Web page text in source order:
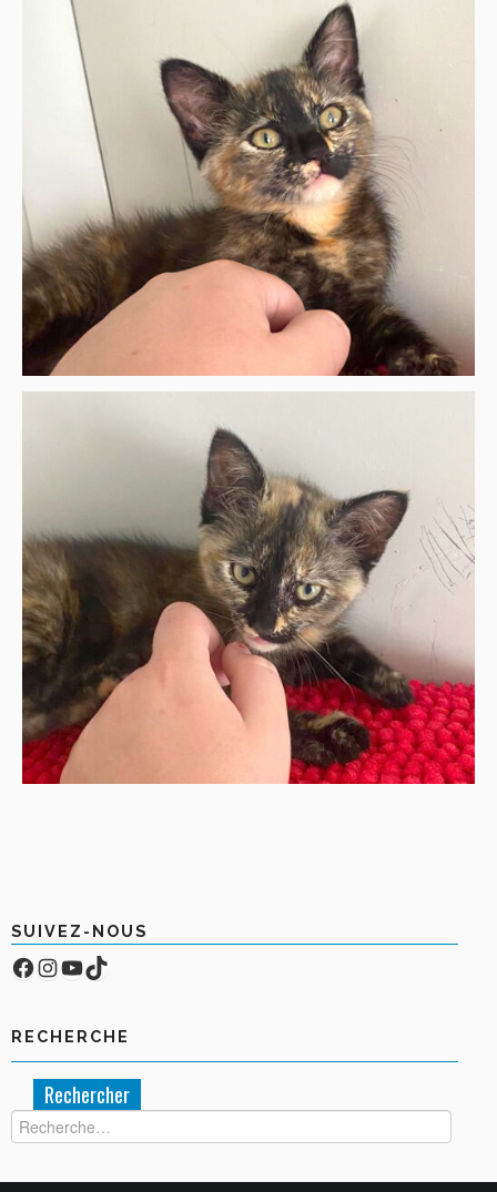
SUIVEZ-NOUS
Facebook
Compte Instagram
YouTube
TikTok
RECHERCHE
Rechercher :